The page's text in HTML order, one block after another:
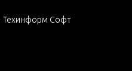
Техинформ Софт